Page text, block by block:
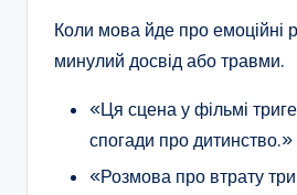
Коли мова йде про емоційні
минулий досвід або травми.
«Ця сцена у фільмі
спогади про дитинство.»
«Розмова про втрату